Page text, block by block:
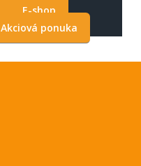
E-shop
Akciová ponuka